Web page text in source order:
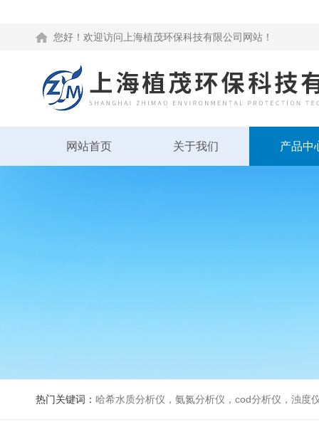
您好！欢迎访问上海植茂环保科技有限公司网站！
网站首页 关于我们 产品中
热门关键词： 哈希水质分析仪，氨氮分析仪，cod分析仪，浊度